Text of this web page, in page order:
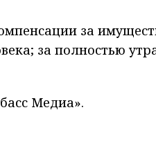
за
за полностью
Медиа».